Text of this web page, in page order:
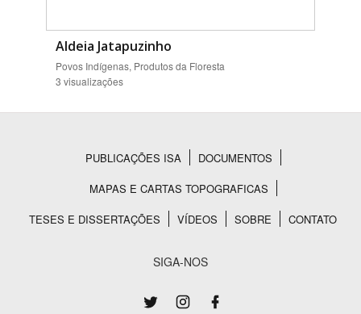
Aldeia Jatapuzinho
Povos Indígenas, Produtos da Floresta
3 visualizações
Rodapé
PUBLICAÇÕES ISA
DOCUMENTOS
MAPAS E CARTAS TOPOGRAFICAS
TESES E DISSERTAÇÕES
VÍDEOS SOBRE CONTATO
SIGA-NOS